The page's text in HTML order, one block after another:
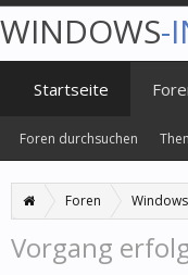
Foren
Vorgang
WINDOWS-
Startseite
Foren durchsuchen